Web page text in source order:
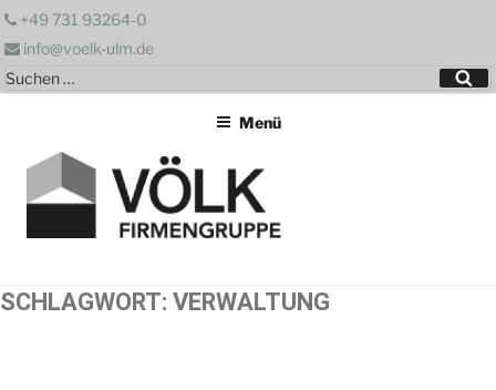
Zum
springen
+49 731 93264-0
info@voelk-ulm.de
Suchen
nach:
Menü
SCHLAGWORT: VERWALTUNG